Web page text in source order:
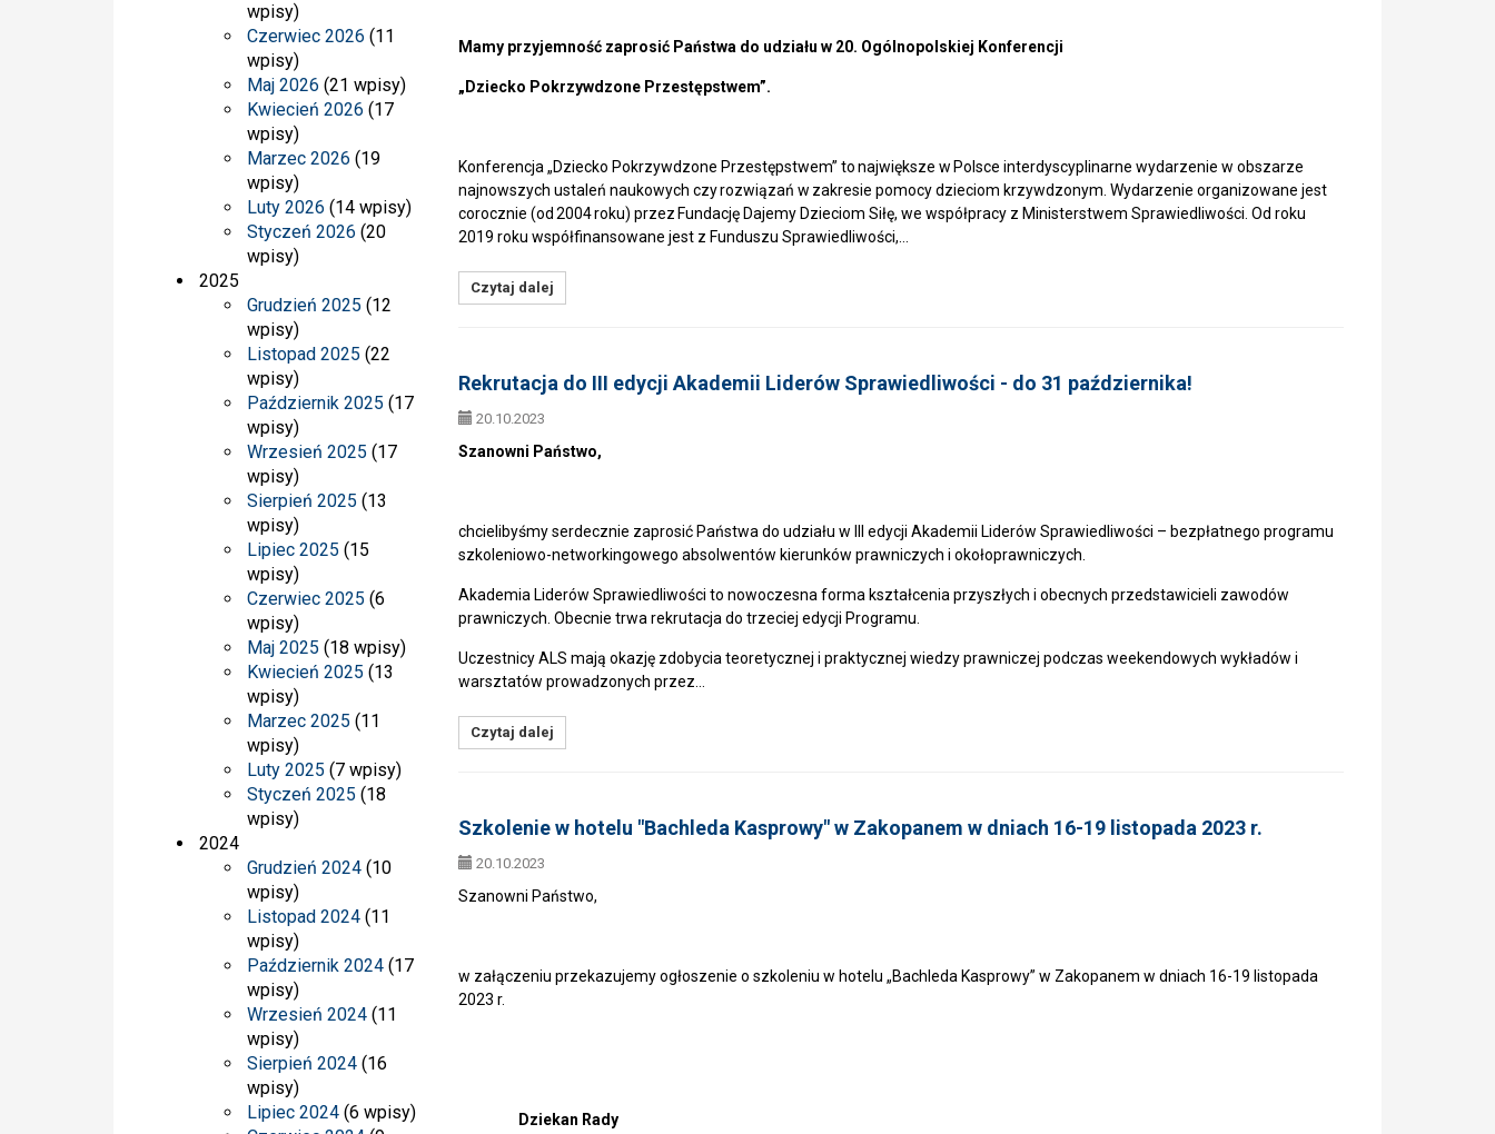
wpisy)
Czerwiec 2026 (11
wpisy)
Maj 2026 (21 wpisy)
Kwiecień 2026 (17
wpisy)
Marzec 2026 (19
wpisy)
Luty 2026 (14 wpisy)
Styczeń 2026 (20
wpisy)
2025
Grudzień 2025 (12
wpisy)
Listopad 2025 (22
wpisy)
Październik 2025 (17
wpisy)
Wrzesień 2025 (17
wpisy)
Sierpień 2025 (13
wpisy)
Lipiec 2025 (15
wpisy)
Czerwiec 2025 (6
wpisy)
Maj 2025 (18 wpisy)
Kwiecień 2025 (13
wpisy)
Marzec 2025 (11
wpisy)
Luty 2025 (7 wpisy)
Styczeń 2025 (18
wpisy)
2024
Grudzień 2024 (10
wpisy)
Listopad 2024 (11
wpisy)
Październik 2024 (17
wpisy)
Wrzesień 2024 (11
wpisy)
Sierpień 2024 (16
wpisy)
Lipiec 2024 (6 wpisy)
Mamy przyjemność zaprosić Państwa do udziału w 20. Ogólnopolskiej Konferencji
„Dziecko Pokrzywdzone Przestępstwem”.
Konferencja „Dziecko Pokrzywdzone Przestępstwem” to największe w Polsce interdyscyplinarne wydarzenie w obszarze
najnowszych ustaleń naukowych czy rozwiązań w zakresie pomocy dzieciom krzywdzonym. Wydarzenie organizowane jest
corocznie (od 2004 roku) przez Fundację Dajemy Dzieciom Siłę, we współpracy z Ministerstwem Sprawiedliwości. Od roku
2019 roku współfinansowane jest z Funduszu Sprawiedliwości,…
Czytaj dalej
Rekrutacja do III edycji Akademii Liderów Sprawiedliwości - do 31 października!
20.10.2023
Szanowni Państwo,
chcielibyśmy serdecznie zaprosić Państwa do udziału w III edycji Akademii Liderów Sprawiedliwości – bezpłatnego programu
szkoleniowo-networkingowego absolwentów kierunków prawniczych i okołoprawniczych.
Akademia Liderów Sprawiedliwości to nowoczesna forma kształcenia przyszłych i obecnych przedstawicieli zawodów
prawniczych. Obecnie trwa rekrutacja do trzeciej edycji Programu.
Uczestnicy ALS mają okazję zdobycia teoretycznej i praktycznej wiedzy prawniczej podczas weekendowych wykładów i
warsztatów prowadzonych przez…
Czytaj dalej
Szkolenie w hotelu "Bachleda Kasprowy" w Zakopanem w dniach 16-19 listopada 2023 r.
20.10.2023
Szanowni Państwo,
w załączeniu przekazujemy ogłoszenie o szkoleniu w hotelu „Bachleda Kasprowy” w Zakopanem w dniach 16-19 listopada
2023 r.
Dziekan Rady